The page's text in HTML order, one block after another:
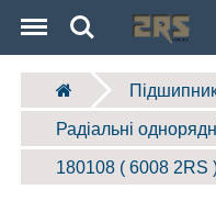
Search
Радіальні
180108 ( 6008 2RS